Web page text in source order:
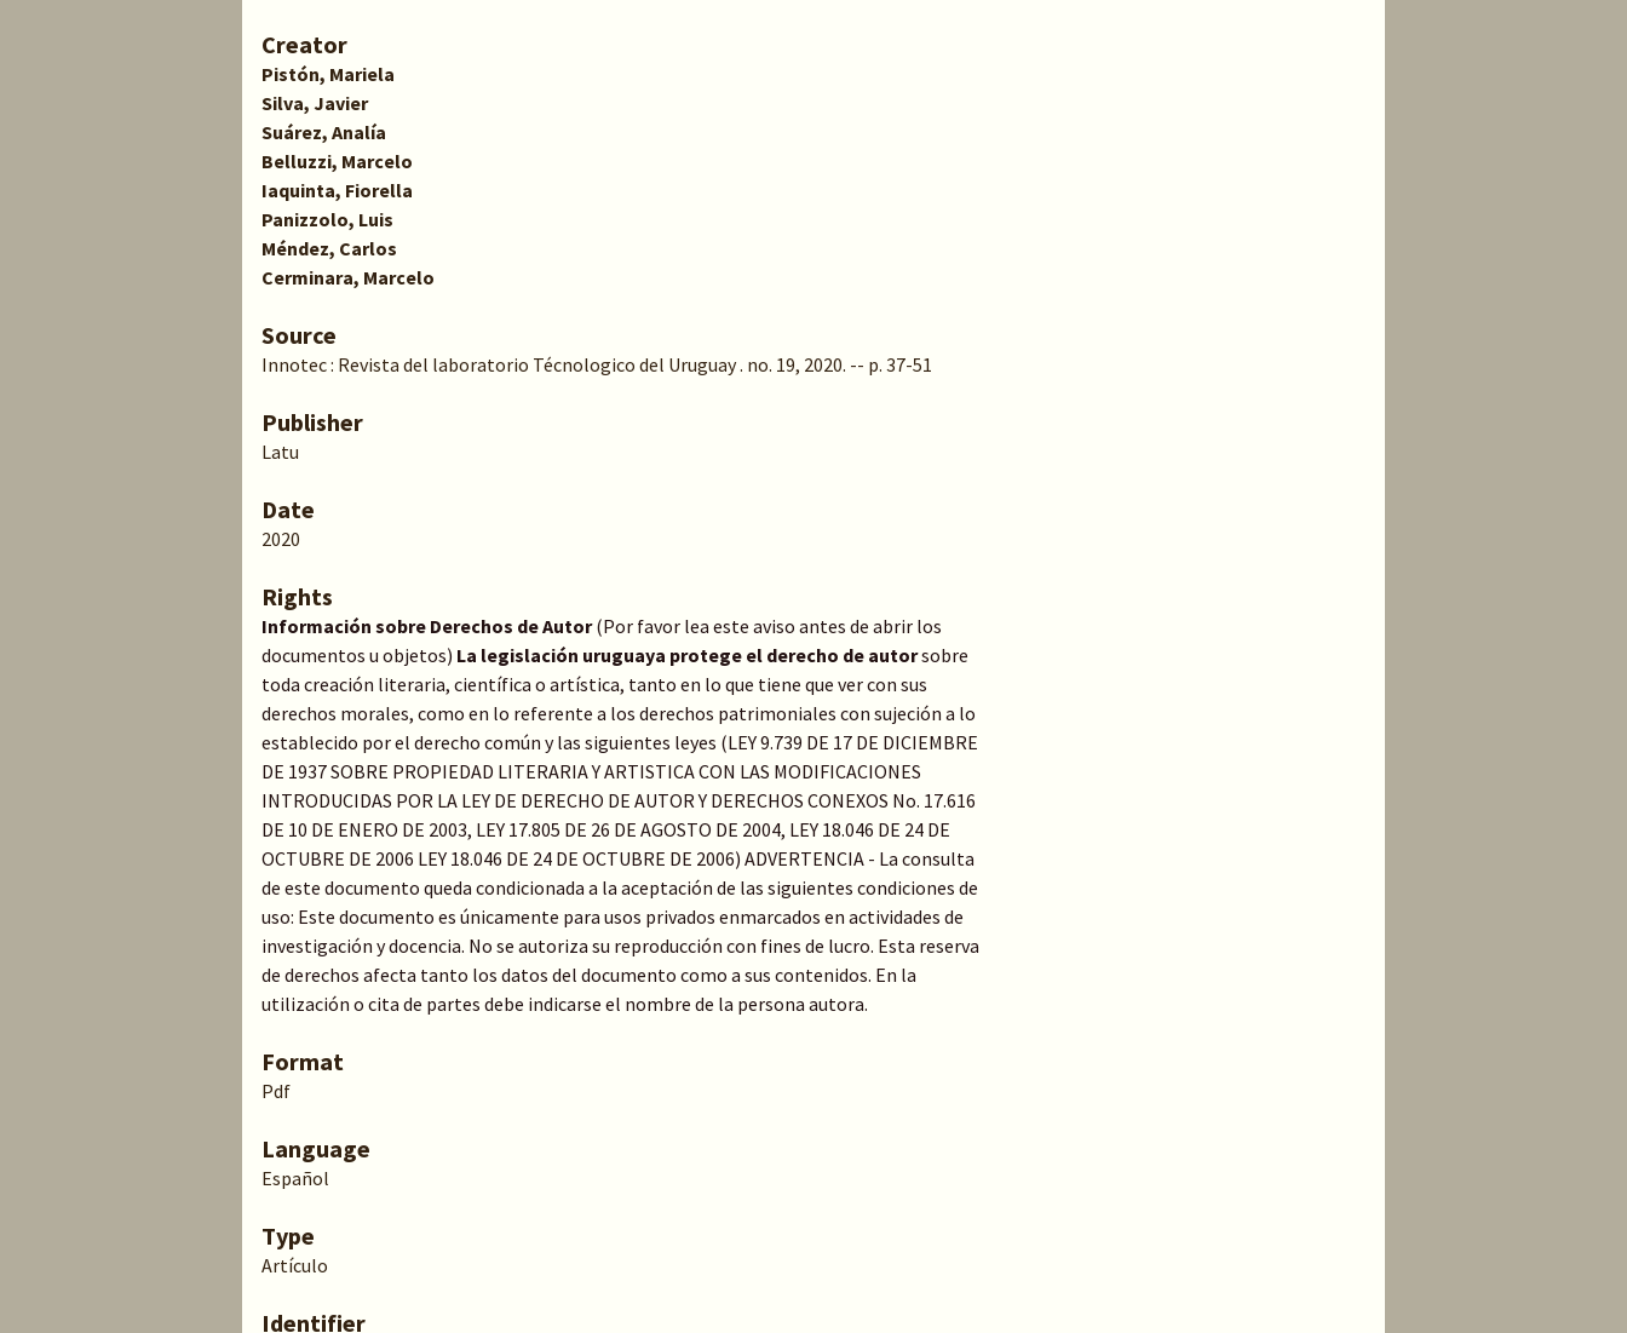
Creator
Pistón, Mariela
Silva, Javier
Suárez, Analía
Belluzzi, Marcelo
Iaquinta, Fiorella
Panizzolo, Luis
Méndez, Carlos
Cerminara, Marcelo
Source
Innotec : Revista del laboratorio Técnologico del Uruguay . no. 19, 2020. -- p. 37-51
Publisher
Latu
Date
2020
Rights
Información sobre Derechos de Autor(Por favor lea este aviso antes de abrir los
documentos u objetos) La legislación uruguaya protege el derecho de autorsobre
toda creación literaria, científica o artística, tanto en lo que tiene que ver con sus
derechos morales, como en lo referente a los derechos patrimoniales con sujeción a lo
establecido por el derecho común y las siguientes leyes (LEY 9.739 DE 17 DE DICIEMBRE
DE 1937 SOBRE PROPIEDAD LITERARIA Y ARTISTICA CON LAS MODIFICACIONES
INTRODUCIDAS POR LA LEY DE DERECHO DE AUTOR Y DERECHOS CONEXOS No. 17.616
DE 10 DE ENERO DE 2003, LEY 17.805 DE 26 DE AGOSTO DE 2004, LEY 18.046 DE 24 DE
OCTUBRE DE 2006 LEY 18.046 DE 24 DE OCTUBRE DE 2006) ADVERTENCIA - La consulta
de este documento queda condicionada a la aceptación de las siguientes condiciones de
uso: Este documento es únicamente para usos privados enmarcados en actividades de
investigación y docencia. No se autoriza su reproducción con fines de lucro. Esta reserva
de derechos afecta tanto los datos del documento como a sus contenidos. En la
utilización o cita de partes debe indicarse el nombre de la persona autora.
Format
Pdf
Language
Español
Type
Artículo
Identifier